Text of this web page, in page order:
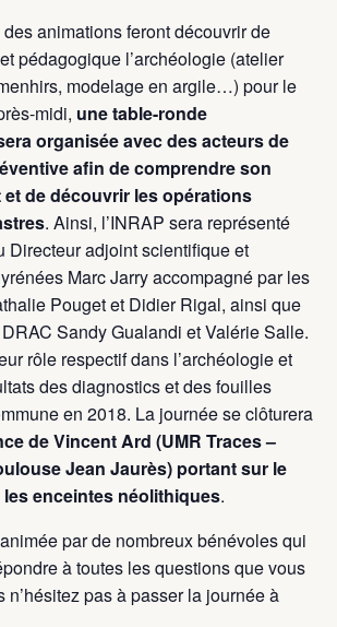
animations feront découvrir de
pédagogique l’archéologie (atelier
modelage en argile…) pour le
midi, une table-ronde
organisée avec des acteurs de
afin de comprendre son
de découvrir les opérations
. Ainsi, l’INRAP sera représenté
Directeur adjoint scientifique et
Marc Jarry accompagné par les
Pouget et Didier Rigal, ainsi que
Sandy Gualandi et Valérie Salle.
rôle respectif dans l’archéologie et
des diagnostics et des fouilles
en 2018. La journée se clôturera
de Vincent Ard (UMR Traces –
Jean Jaurès) portant sur le
enceintes néolithiques.
par de nombreux bénévoles qui
à toutes les questions que vous
n’hésitez pas à passer la journée à